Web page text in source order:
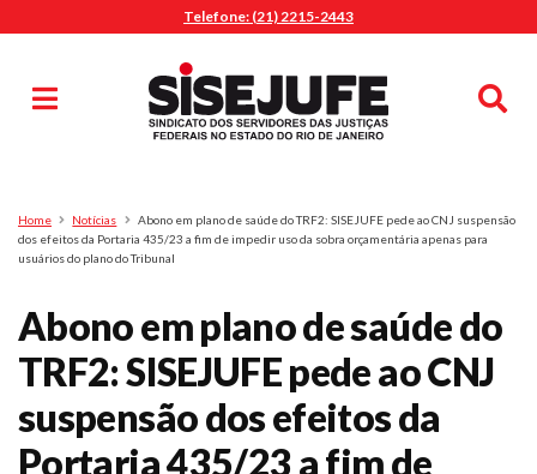
Telefone: (21) 2215-2443
Pesquisa
Home Notícias
Abono em plano de saúde do TRF2: SISEJUFE pede ao CNJ suspensão
dos efeitos da Portaria 435/23 a fim de impedir uso da sobra orçamentária apenas para
usuários do plano do Tribunal
Abono em plano de saúde do
TRF2: SISEJUFE pede ao CNJ
suspensão dos efeitos da
Portaria 435/23 a fim de
MENU
Sindicalize-se
Jurídico
O Sindicato
Agenda
Sede Campestre
Nossos Convênios